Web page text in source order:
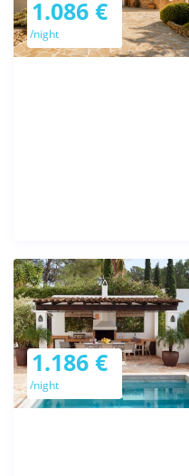
1.086 €
/night
1.186 €
/night